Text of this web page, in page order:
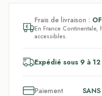
Frais de livraison :
En France
accessibles.
Expédié sous 9 à
Paiement